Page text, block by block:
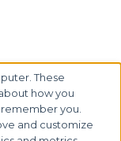
These
how you
you.
and customize